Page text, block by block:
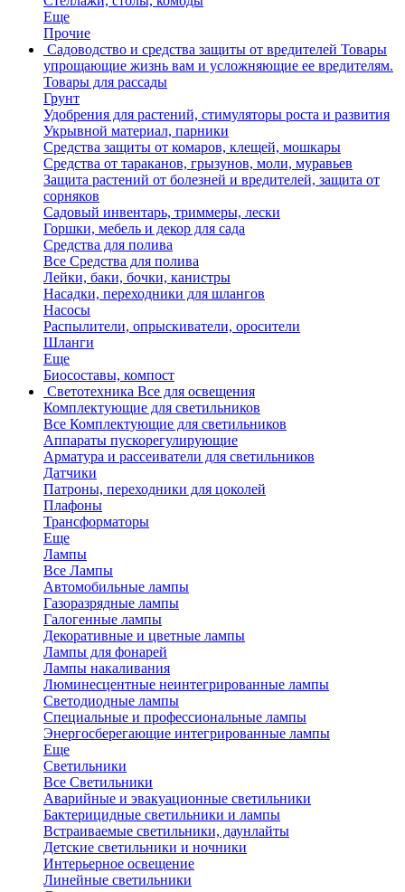
Еще
Прочие
Садоводство и средства защиты от вредителей Товары
упрощающие жизнь вам и усложняющие ее вредителям.
Товары для рассады
Грунт
Удобрения для растений, стимуляторы роста и развития
Укрывной материал, парники
Средства защиты от комаров, клещей, мошкары
Средства от тараканов, грызунов, моли, муравьев
Защита растений от болезней и вредителей, защита от
сорняков
Садовый инвентарь, триммеры, лески
Горшки, мебель и декор для сада
Средства для полива
Все Средства для полива
Лейки, баки, бочки, канистры
Насадки, переходники для шлангов
Насосы
Распылители, опрыскиватели, оросители
Шланги
Еще
Биосоставы, компост
Светотехника Все для освещения
Комплектующие для светильников
Все Комплектующие для светильников
Аппараты пускорегулирующие
Арматура и рассеиватели для светильников
Датчики
Патроны, переходники для цоколей
Плафоны
Трансформаторы
Еще
Лампы
Все Лампы
Автомобильные лампы
Газоразрядные лампы
Галогенные лампы
Декоративные и цветные лампы
Лампы для фонарей
Лампы накаливания
Люминесцентные неинтегрированные лампы
Светодиодные лампы
Специальные и профессиональные лампы
Энергосберегающие интегрированные лампы
Еще
Светильники
Все Светильники
Аварийные и эвакуационные светильники
Бактерицидные светильники и лампы
Встраиваемые светильники, даунлайты
Детские светильники и ночники
Интерьерное освещение
Линейные светильники